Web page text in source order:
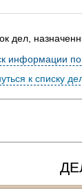
дел,
информации
к списку